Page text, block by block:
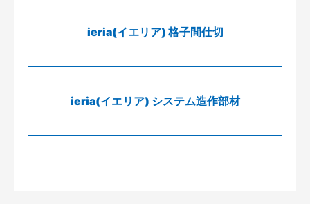
ieria(イエリア) 格子間仕切
ieria(イエリア) システム造作部材